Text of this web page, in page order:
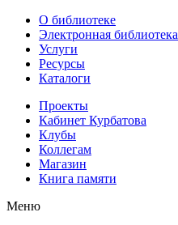
О библиотеке
Электронная библиотека
Услуги
Ресурсы
Каталоги
Проекты
Кабинет Курбатова
Клубы
Коллегам
Магазин
Книга памяти
Меню